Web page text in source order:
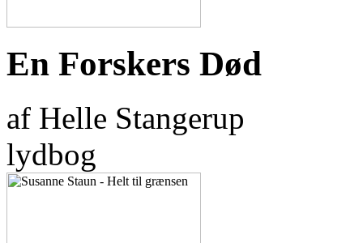
En Forskers Død
af Helle Stangerup
lydbog